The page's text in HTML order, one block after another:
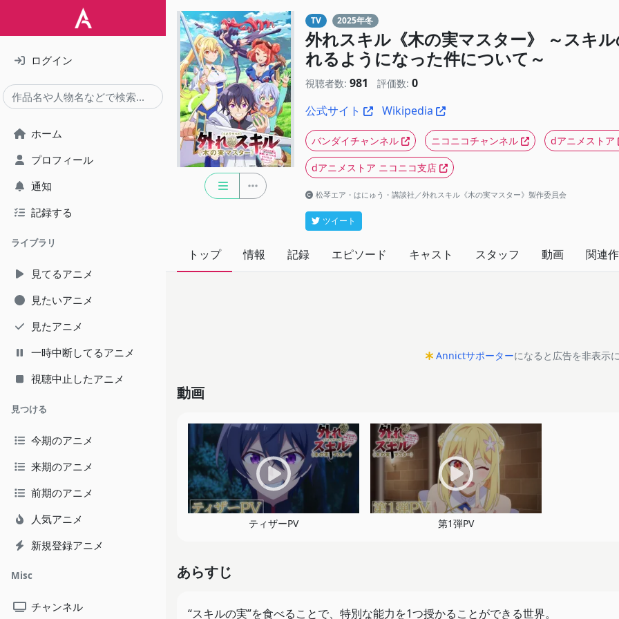
ログイン
ホーム
プロフィール
通知
記録する
ライブラリ
見てるアニメ
見たいアニメ
見たアニメ
一時中断してるアニメ
視聴中止したアニメ
見つける
今期のアニメ
来期のアニメ
前期のアニメ
人気アニメ
新規登録アニメ
Misc
チャンネル
TV 2025年冬
外れスキル《木の実マスター》 ～スキ
れるようになった件について～
視聴者数: 981 評価数: 0
公式サイト
Wikipedia
バンダイチャンネル ニコニコチャンネル dアニメストア
dアニメストア ニコニコ支店
松琴エア・はにゅう・講談社／外れスキル《木の実マスター》製作委員会
ツイート
トップ 情報 記録 エピソード キャスト スタッフ 動画 関連
Annictサポーターになると広告を非表示
動画
ティザーPV 第1弾PV
あらすじ
“スキルの実”を食べることで、特別な能力を1つ授かることができる世界。